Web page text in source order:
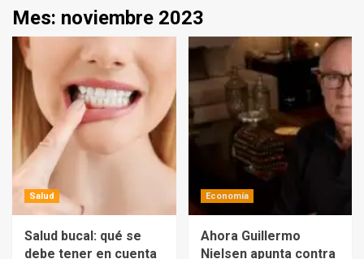
Mes: noviembre 2023
Salud
Salud bucal: qué se
debe tener en cuenta
Economía
Ahora Guillermo
Nielsen apunta contra